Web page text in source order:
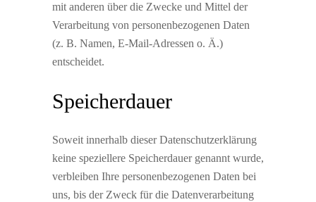
mit anderen über die Zwecke und Mittel der
Verarbeitung von personenbezogenen Daten
(z. B. Namen, E-Mail-Adressen o. Ä.)
entscheidet.
Speicherdauer
Soweit innerhalb dieser Datenschutzerklärung
keine speziellere Speicherdauer genannt wurde,
verbleiben Ihre personenbezogenen Daten bei
uns, bis der Zweck für die Datenverarbeitung